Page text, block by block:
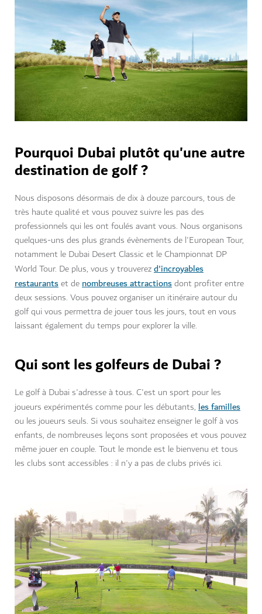
Pourquoi Dubai plutôt qu'une autre
destination de golf ?
Nous disposons désormais de dix à douze parcours, tous de
très haute qualité et vous pouvez suivre les pas des
professionnels qui les ont foulés avant vous. Nous organisons
quelques-uns des plus grands évènements de l'European Tour,
notamment le Dubai Desert Classic et le Championnat DP
World Tour. De plus, vous y trouverezd'incroyables
restaurantset denombreuses attractionsdont profiter entre
deux sessions. Vous pouvez organiser un itinéraire autour du
golf qui vous permettra de jouer tous les jours, tout en vous
laissant également du temps pour explorer la ville.
Qui sont les golfeurs de Dubai ?
Le golf à Dubai s'adresse à tous. C'est un sport pour les
joueurs expérimentés comme pour les débutants, les familles
ou les joueurs seuls. Si vous souhaitez enseigner le golf à vos
enfants, de nombreuses leçons sont proposées et vous pouvez
même jouer en couple. Tout le monde est le bienvenu et tous
les clubs sont accessibles : il n'y a pas de clubs privés ici.